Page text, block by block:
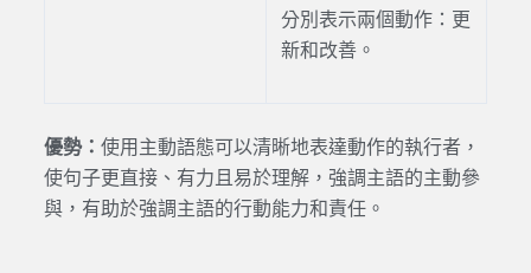
分別表示兩個動作：更
新和改善。
優勢： 使用主動語態可以清晰地表達動作的執行者，
使句子更直接、有力且易於理解，強調主語的主動參
與，有助於強調主語的行動能力和責任。